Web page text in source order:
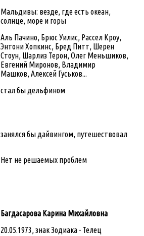
Мальдивы: везде, где есть океан,
солнце, море и горы
Аль Пачино, Брюс Уилис, Рассел Кроу,
Энтони Хопкинс, Бред Питт, Шерен
Стоун, Шарлиз Терон, Олег Mеньшиков,
Евгений Миронов, Владимир
Машков, Алексей Гуськов...
стал бы дельфином
занялся бы дайвингом, путешествовал
Нет не решаемых проблем
Багдасарова Карина Михайловна
20.05.1973, знак Зодиака - Телец